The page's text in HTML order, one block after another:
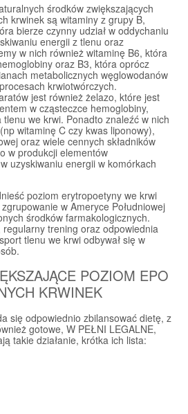
środków zwiększających
krwinek są witaminy z grupy B,
bierze czynny udział w oddychaniu
energii z tlenu oraz
w nich również witaminę B6, która
oraz B3, która oprócz
metabolicznych węglowodanów
krwiotwórczych.
jest również żelazo, które jest
w cząsteczce hemoglobiny,
tlenu we krwi. Ponadto znaleźć w nich
witaminę C czy kwas liponowy),
oraz wiele cennych składników
w produkcji elementów
uzyskiwaniu energii w komórkach
poziom erytropoetyny we krwi
w Ameryce Południowej
środków farmakologicznych.
trening oraz odpowiednia
tlenu we krwi odbywał się w
POZIOM EPO
KRWINEK
się odpowiednio zbilansować dietę, z
gotowe, W PEŁNI LEGALNE,
takie działanie, krótka ich lista: